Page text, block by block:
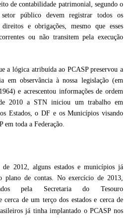
de contabilidade patrimonial, segundo o
público devem registrar todos os
direitos e obrigações, mesmo que esses
ou não transitem pela execução
a lógica atribuída ao PCASP preservou a
em observância à nossa legislação (em
e acrescentou informações de ordem
2010 a STN iniciou um trabalho em
Estados, o DF e os Municípios visando
em toda a Federação.
2012, alguns estados e municípios já
plano de contas. No exercício de 2013,
pela Secretaria do Tesouro
cerca de um terço dos estados e cerca de
já tinha implantado o PCASP nos